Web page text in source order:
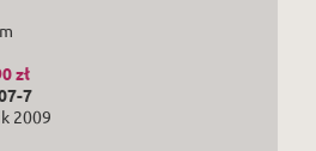
zł
7
2009